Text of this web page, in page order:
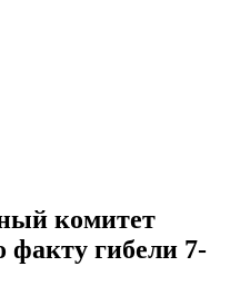
комитет
факту гибели 7-